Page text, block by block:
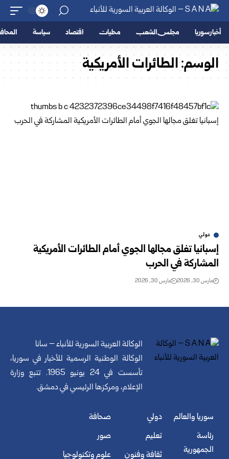
أخبار سوريا مجلس الشعب محليات اقتصاد سياسة
الوسم:الطائرات الأمريكية
دولي
إسبانيا تغلق مجالها الجوي أمام الطائرات الأمريكية
المشاركة في الحرب
مارس 30, 2026 مارس 30, 2026
الوكالة العربية السورية للأنباء – سانا
الوكالة الوطنية الرسمية للأخبار في سوريا،
تأسست في 24 يونيو 1965. تتبع وزارة
الإعلام، ومركزها الرئيسي في دمشق.
سوريا والعالم
رئاسة
الجمهورية
دولي
تعليم
ثقافة وفنون
صحافة
صور
علوم وتكنولوجيا